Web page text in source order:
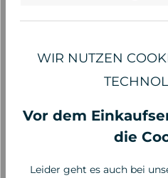
Sonnencreme elfenbein
getönt LSF 30, 50ml
21,90 €*
WIR NUTZEN
Vor dem
die
Leider geht es auch bei